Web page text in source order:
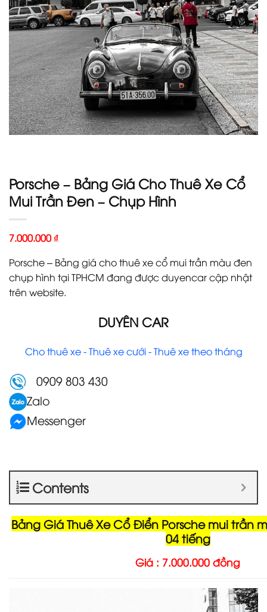
Porsche – Bảng Giá Cho Thuê Xe Cổ
Mui Trần Đen – Chụp Hình
7.000.000 ₫
Porsche – Bảng giá cho thuê xe cổ mui trần màu đen
chụp hình tại TPHCM đang được duyencar cập nhật
trên website.
DUYÊN CAR
Cho thuê xe - Thuê xe cưới - Thuê xe theo tháng
0909 803 430
Zalo
Messenger
Contents
Bảng Giá Thuê Xe Cổ Điển Porsche mui trần
04 tiếng
Giá : 7.000.000 đồng